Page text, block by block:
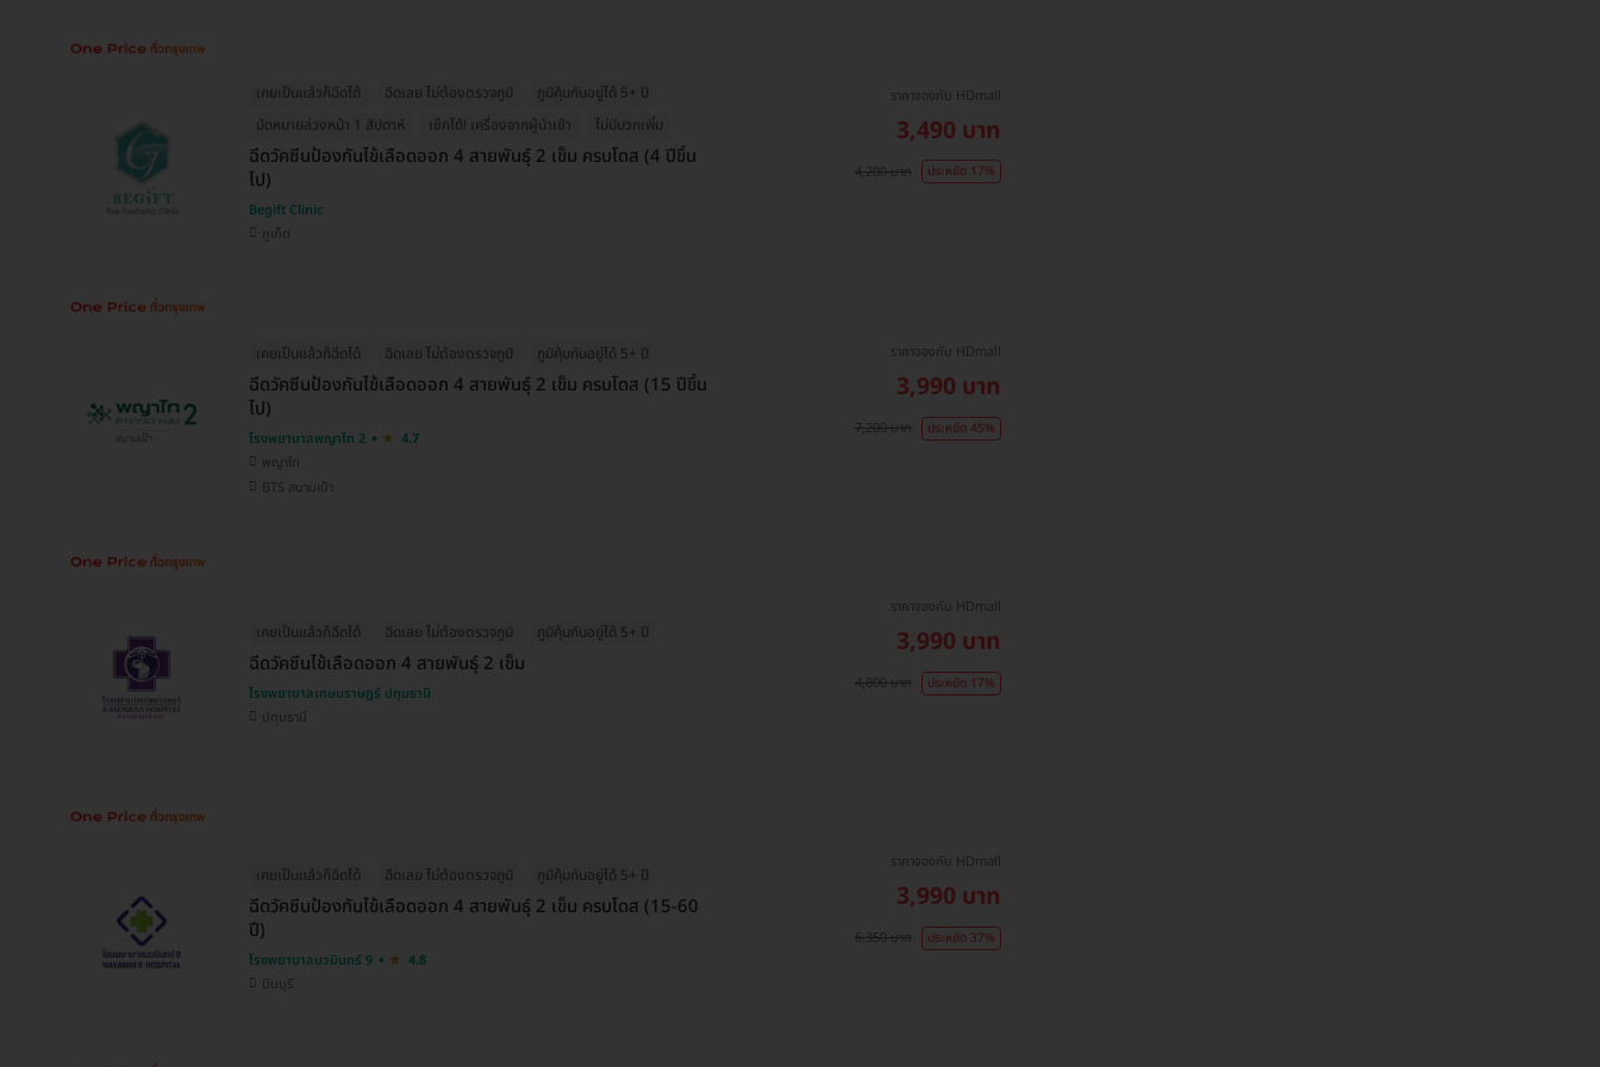
เคยเป็นแล้วก็ฉีดได้ ฉีดเลย ไม่ต้องตรวจภูมิ
ภูมิคุ้มกันอยู่ได้ 5+ ปี
นัดหมายล่วงหน้า 1 สัปดาห์
เช็กได้! เครื่องจากผู้นำเข้า ไม่มีบวกเพิ่ม
ฉีดวัคซีนป้องกันไข้เลือดออก 4 สายพันธุ์ 2 เข็ม ครบโดส (4 ปีขึ้น
ไป)
Begift Clinic
ภูเก็ต
ราคาจองกับ HDmall
3,490 บาท
4,200 บาท ประหยัด 17%
เคยเป็นแล้วก็ฉีดได้ ฉีดเลย ไม่ต้องตรวจภูมิ ภูมิคุ้มกันอยู่ได้ 5+ ปี
ฉีดวัคซีนป้องกันไข้เลือดออก 4 สายพันธุ์ 2 เข็ม ครบโดส (15 ปีขึ้น
ไป)
โรงพยาบาลพญาไท 2
4.7
พญาไท
BTS สนามเป้า
ราคาจองกับ HDmall
3,990 บาท
7,200 บาท ประหยัด 45%
เคยเป็นแล้วก็ฉีดได้ ฉีดเลย ไม่ต้องตรวจภูมิ ภูมิคุ้มกันอยู่ได้ 5+ ปี
ฉีดวัคซีนไข้เลือดออก 4 สายพันธุ์ 2 เข็ม
โรงพยาบาลเกษมราษฎร์ ปทุมธานี
ปทุมธานี
ราคาจองกับ HDmall
3,990 บาท
4,800 บาท ประหยัด 17%
เคยเป็นแล้วก็ฉีดได้ ฉีดเลย ไม่ต้องตรวจภูมิ ภูมิคุ้มกันอยู่ได้ 5+ ปี
ฉีดวัคซีนป้องกันไข้เลือดออก 4 สายพันธุ์ 2 เข็ม ครบโดส (15-60
ปี)
โรงพยาบาลนวมินทร์ 9
4.8
มีนบุรี
ราคาจองกับ HDmall
3,990 บาท
6,350 บาท ประหยัด 37%